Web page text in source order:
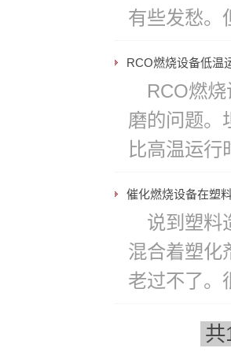
有些发愁
RCO燃烧设备低温
RCO燃
磨的问题。
比高温运
催化燃烧设备在塑
说到塑料
混合着塑化
老过不了
共